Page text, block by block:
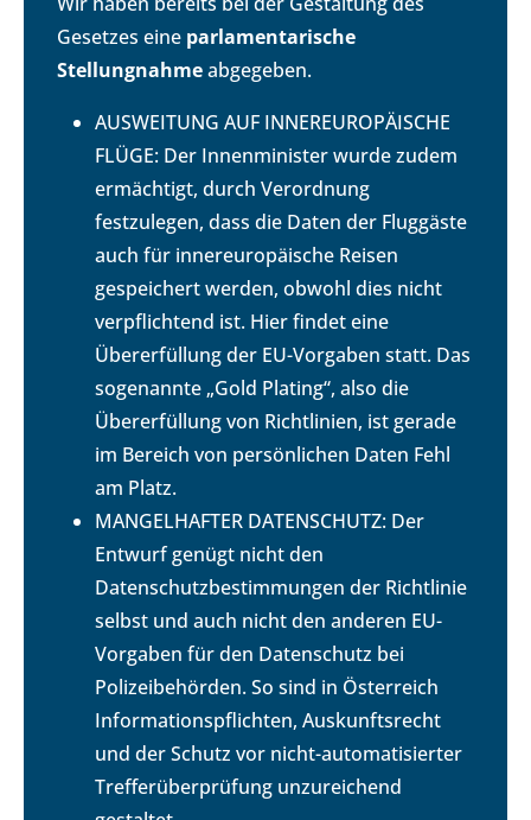
Gesetzes eine parlamentarische
Stellungnahmeabgegeben.
AUSWEITUNG AUF INNEREUROPÄISCHE
FLÜGE: Der Innenminister wurde zudem
ermächtigt, durch Verordnung
festzulegen, dass die Daten der Fluggäste
auch für innereuropäische Reisen
gespeichert werden, obwohl dies nicht
verpflichtend ist. Hier findet eine
Übererfüllung der EU-Vorgaben statt. Das
sogenannte „Gold Plating“, also die
Übererfüllung von Richtlinien, ist gerade
im Bereich von persönlichen Daten Fehl
am Platz.
MANGELHAFTER DATENSCHUTZ: Der
Entwurf genügt nicht den
Datenschutzbestimmungen der Richtlinie
selbst und auch nicht den anderen EU-
Vorgaben für den Datenschutz bei
Polizeibehörden. So sind in Österreich
Informationspflichten, Auskunftsrecht
und der Schutz vor nicht-automatisierter
Trefferüberprüfung unzureichend